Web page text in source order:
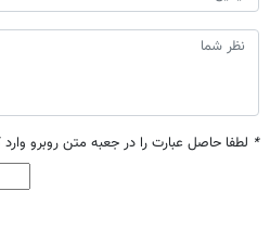
* لطفا حاصل عبارت را در جعبه متن روبرو وارد